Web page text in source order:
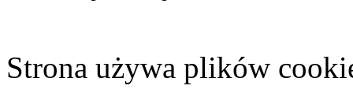
Strona używa plików